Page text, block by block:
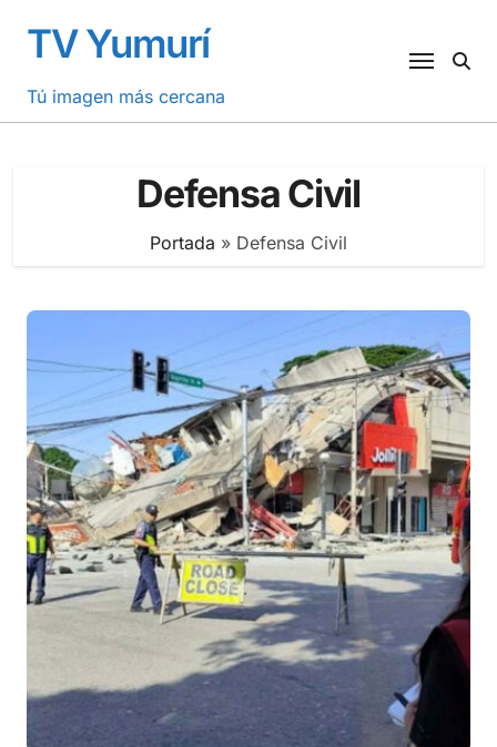
contenido
TV Yumurí
Tú imagen más cercana
Defensa Civil
Portada » Defensa Civil